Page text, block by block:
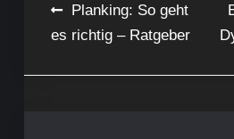
Planking: So geht
es richtig – Ratgeber